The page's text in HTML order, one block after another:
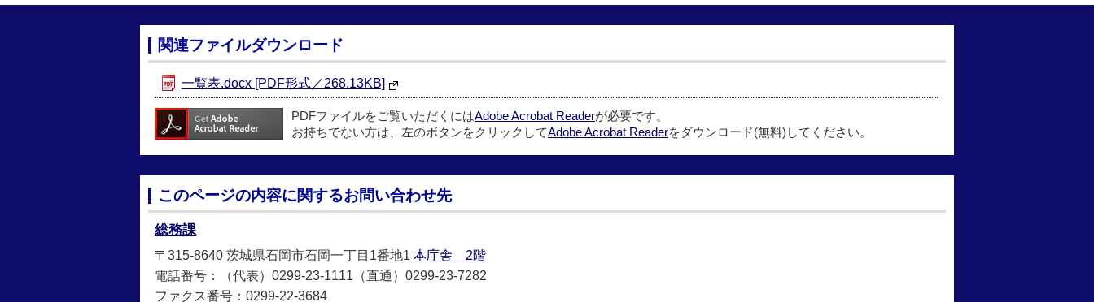
関連ファイルダウンロード
一覧表.docx [PDF形式／268.13KB]
PDFファイルをご覧いただくにはAdobe Acrobat Readerが必要です。
お持ちでない方は、左のボタンをクリックしてAdobe Acrobat Readerをダウンロード(無料)してください。
このページの内容に関するお問い合わせ先
総務課
〒315-8640 茨城県石岡市石岡一丁目1番地1 本庁舎 2階
電話番号：（代表）0299-23-1111（直通）0299-23-7282
ファクス番号：0299-22-3684